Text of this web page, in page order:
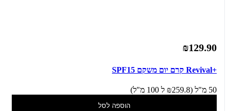
₪129.90
+Revival קרם יום משקם SPF15
50 מ"ל (₪259.8 ל 100 מ"ל)
הוספה לסל